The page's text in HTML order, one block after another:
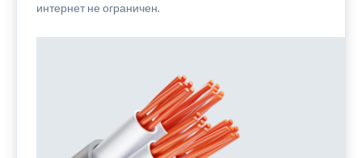
интернет не ограничен.